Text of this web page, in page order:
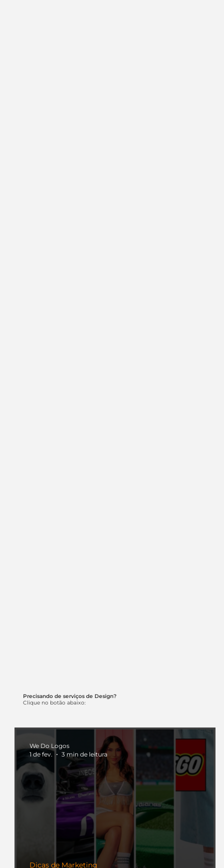
Precisando de serviços de Design?
Clique no botão abaixo:
Dicas de Marketing
We Do Logos
1 de fev.
3 min de leitura